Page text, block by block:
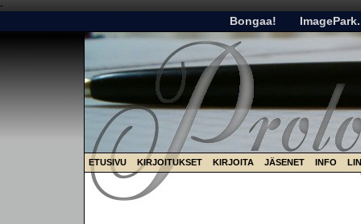
-
Bongaa!
ETUSIVU KIRJOITUKSET KIRJOITA JÄSENET INFO